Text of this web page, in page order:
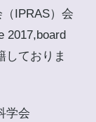
IPRAS）会
2017,board
しておりま
学会